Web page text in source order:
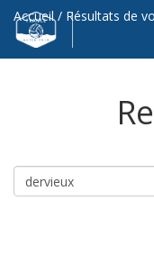
Accueil/ Résultats de